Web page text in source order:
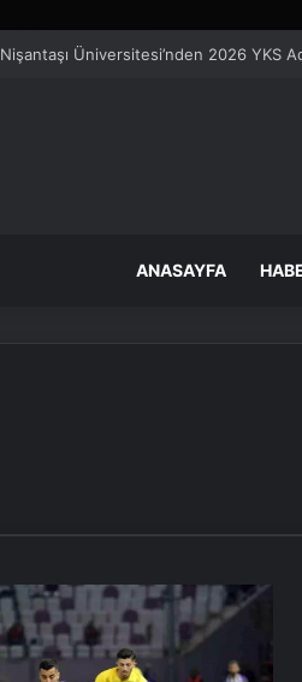
Nişantaşı Üniversitesi’nden 2026 YKS
ANASAYFA